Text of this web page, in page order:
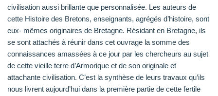
civilisation aussi brillante que personnalisée. Les auteurs de
cette Histoire des Bretons, enseignants, agrégés d’histoire, sont
eux- mêmes originaires de Bretagne. Résidant en Bretagne, ils
se sont attachés à réunir dans cet ouvrage la somme des
connaissances amassées à ce jour par les chercheurs au sujet
de cette vieille terre d’Armorique et de son originale et
attachante civilisation. C’est la synthèse de leurs travaux qu’ils
nous livrent aujourd’hui dans la première partie de cette fertile